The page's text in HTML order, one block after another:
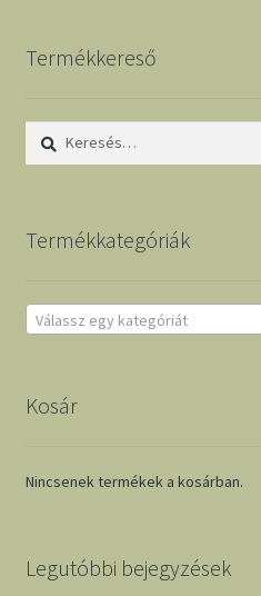
Termékkereső
Keresés:
Termékkategóriák
Válassz egy kategóriát
Kosár
Nincsenek termékek a kosárban.
Legutóbbi bejegyzések